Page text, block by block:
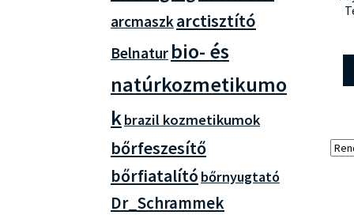
arcmaszkarctisztító
Belnatur bio- és
natúrkozmetikumo
kbrazil kozmetikumok
bőrfeszesítő
bőrfiatalító bőrnyugtató
Dr_Schrammek